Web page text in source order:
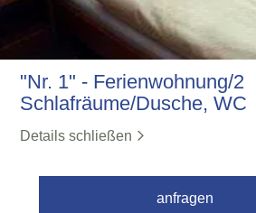
"Nr. 1" - Ferienwohnung/2
Schlafräume/Dusche, WC
Details schließen
anfragen